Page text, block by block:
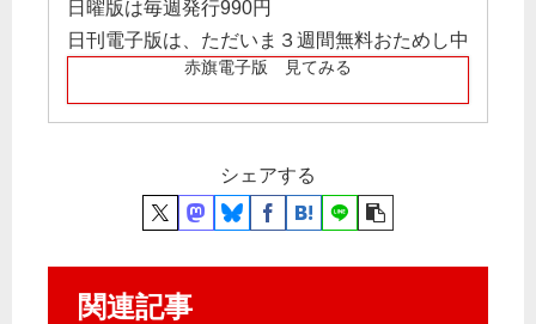
日曜版は毎週発行990円
日刊電子版は、ただいま３週間無料おためし中
赤旗電子版 見てみる
シェアする
関連記事